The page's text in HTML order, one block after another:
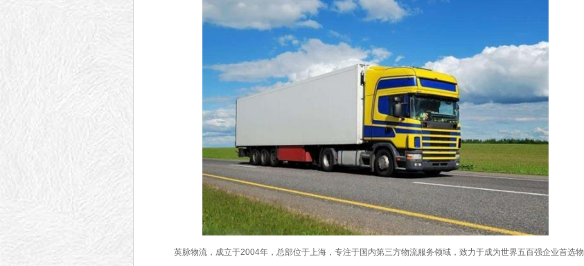
英脉物流，成立于2004年，总部位于上海，专注于国内第三方物流服务领域，致力于成为世界五百强企业首选物